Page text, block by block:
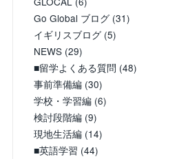
Go Global ブログ (31)
イギリスブログ (5)
NEWS (29)
■留学よくある質問 (48)
事前準備編 (30)
学校・学習編 (6)
検討段階編 (9)
現地生活編 (14)
■英語学習 (44)